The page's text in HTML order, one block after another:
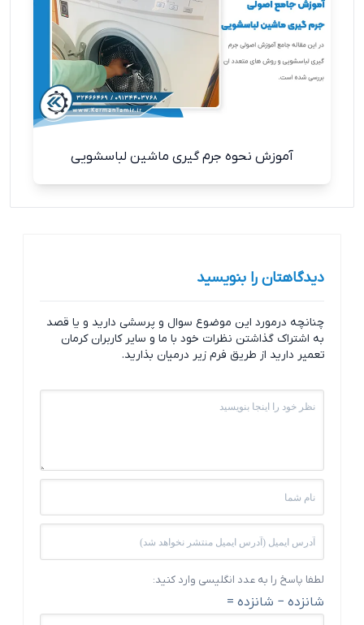
آموزش نحوه جرم‌ گیری ماشین لباسشویی
دیدگاهتان را بنویسید
چنانچه درمورد این موضوع سوال و پرسشی دارید و یا قصد
به اشتراک گذاشتن نظرات خود با ما و سایر کاربران کرمان
تعمیر دارید از طریق فرم زیر درمیان بذارید.
لطفا پاسخ را به عدد انگلیسی وارد کنید:
شانزده − شانزده =